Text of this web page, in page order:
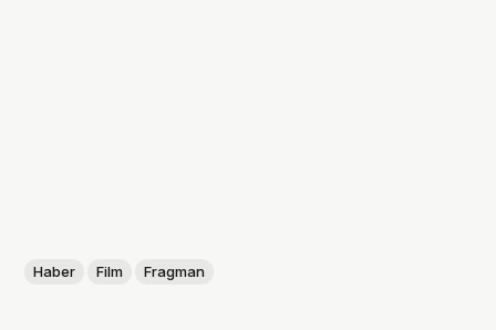
Haber Film Fragman